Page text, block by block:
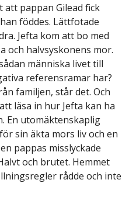
att pappan Gilead fick
föddes. Lättfotade
Jefta kom att bo med
och halvsyskonens mor.
människa livet till
referensramar har?
familjen, står det. Och
läsa in hur Jefta kan ha
En utomäktenskaplig
sin äkta mors liv och en
pappas misslyckade
och brutet. Hemmet
rådde och inte